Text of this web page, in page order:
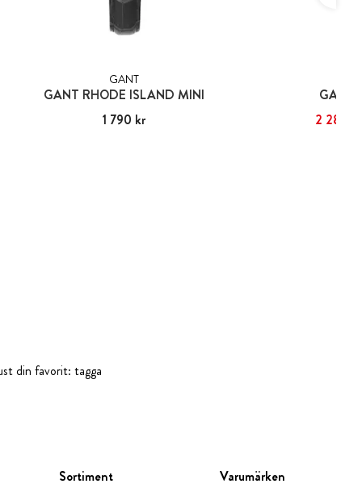
GANT
GANT RHODE ISLAND MINI
Pris :1 790 kr
1 790 kr
GANT
Nuvarande pris
2 286 kr
din favorit: tagga
Sortiment Varumärken